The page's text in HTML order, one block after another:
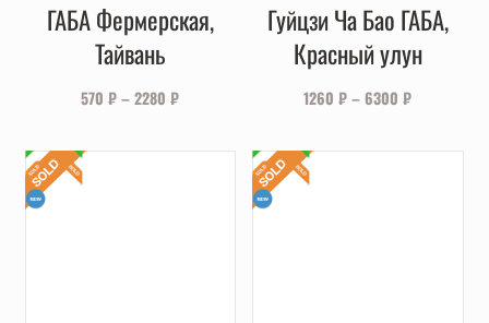
ГАБА Фермерская,
Тайвань
570₽–2280₽
Гуйцзи Ча Бао ГАБА,
Красный улун
1260₽–6300₽